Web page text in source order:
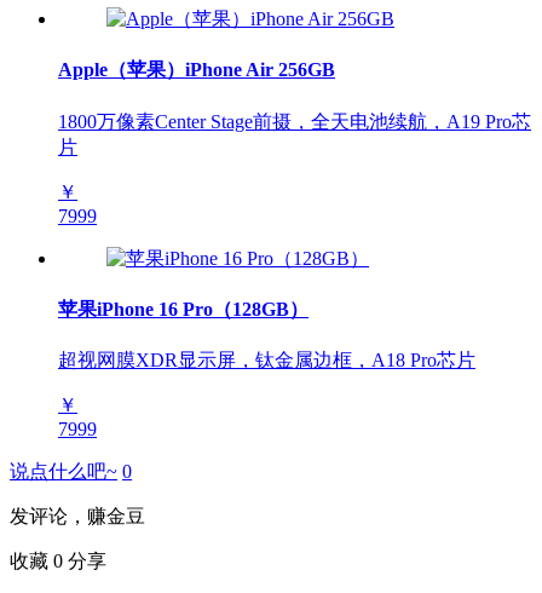
Apple（苹果）iPhone Air 256GB
1800万像素Center Stage前摄，全天电池续航，A19 Pro芯
片
￥
7999
苹果iPhone 16 Pro（128GB）
超视网膜XDR显示屏，钛金属边框，A18 Pro芯片
￥
7999
说点什么吧~ 0
发评论，赚金豆
收藏 0 分享